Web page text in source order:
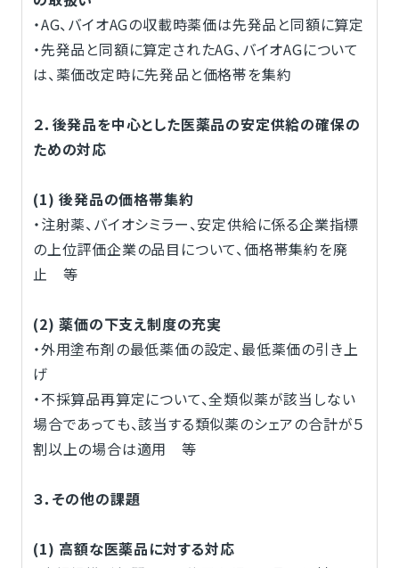
・AG、バイオAGの収載時薬価は先発品と同額に算定
・先発品と同額に算定されたAG、バイオAGについて
は、薬価改定時に先発品と価格帯を集約
２．後発品を中心とした医薬品の安定供給の確保の
ための対応
(1) 後発品の価格帯集約
・注射薬、バイオシミラー、安定供給に係る企業指標
の上位評価企業の品目について、価格帯集約を廃
止 等
(2) 薬価の下支え制度の充実
・外用塗布剤の最低薬価の設定、最低薬価の引き上
げ
・不採算品再算定について、全類似薬が該当しない
場合であっても、該当する類似薬のシェアの合計が５
割以上の場合は適用 等
３．その他の課題
(1) 高額な医薬品に対する対応